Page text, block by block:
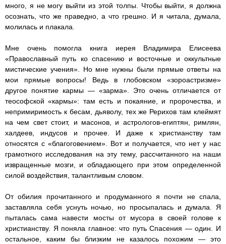
много, я не могу выйти из этой толпы. Чтобы выйти, я должна
осознать, что же праведно, а что грешно. И я читала, думала,
молилась и плакала.
Мне очень помогла книга иерея Владимира Елисеева
«Православный путь ко спасению и восточные и оккультные
мистические учения». Но мне нужны были прямые ответы на
мои прямые вопросы! Ведь в глобовском «зороастризме»
другое понятие кармы — «зарма». Это очень отличается от
теософской «кармы»: там есть и покаяние, и пророчества, и
непримиримость к бесам, дьяволу, тех же Рерихов там клеймят
на чем свет стоит, и масонов, и астрологов-египтян, римлян,
халдеев, индусов и прочее. И даже к христианству там
относятся с «благоговением». Вот и получается, что нет у нас
грамотного исследования на эту тему, рассчитанного на наши
извращенные мозги, и обладающего при этом определенной
силой воздействия, талантливым словом.
От обилия прочитанного и продуманного я почти не спала,
заставляла себя уснуть ночью, но просыпалась и думала. Я
пыталась сама навести мосты от мусора в своей голове к
христианству. Я поняла главное: что путь Спасения — один. И
остальное, каким бы близким не казалось похожим — это